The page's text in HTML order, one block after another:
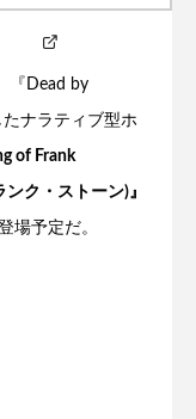
『Dead by
ナラティブ型ホ
of Frank
ク・ストーン)』
場予定だ。